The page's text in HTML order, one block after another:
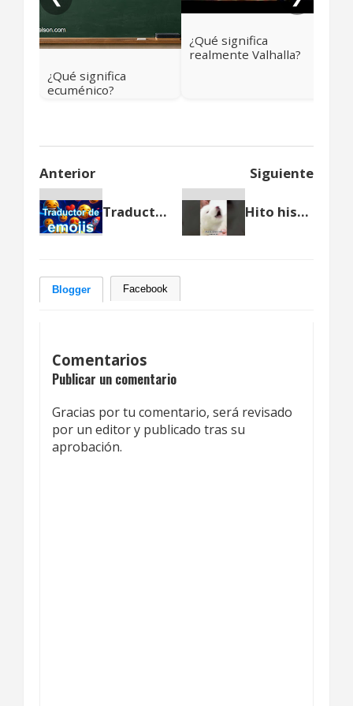
¿Qué significa
ecuménico?
¿Qué significa
realmente Valhalla?
Anterior Siguiente
Traductor de Emojis 👀🔥 | Descubre el significado oculto de los emojis más usados y sus combinaciones Hito histórico: reviven al lobo terrible en el primer caso exitoso de de-extinción
Blogger Facebook
Comentarios
Publicar un comentario
Gracias por tu comentario, será revisado
por un editor y publicado tras su
aprobación.